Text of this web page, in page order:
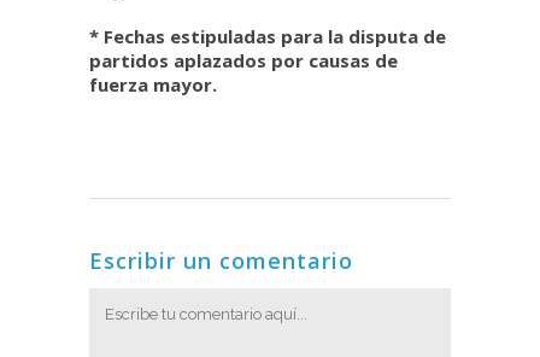
* Fechas estipuladas para la disputa de
partidos aplazados por causas de
fuerza mayor.
Escribir un comentario